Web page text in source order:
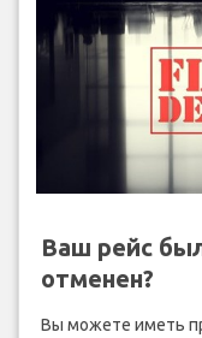
Ваш рейс
отменен?
Вы можете иметь